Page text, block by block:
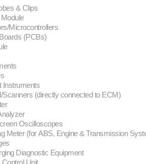
& Clips
Microcontrollers
(PCBs)
Instruments
Scanners (directly connected to ECM)
Oscilloscopes
Meter (for ABS, Engine & Transmission
Diagnostic Equipment